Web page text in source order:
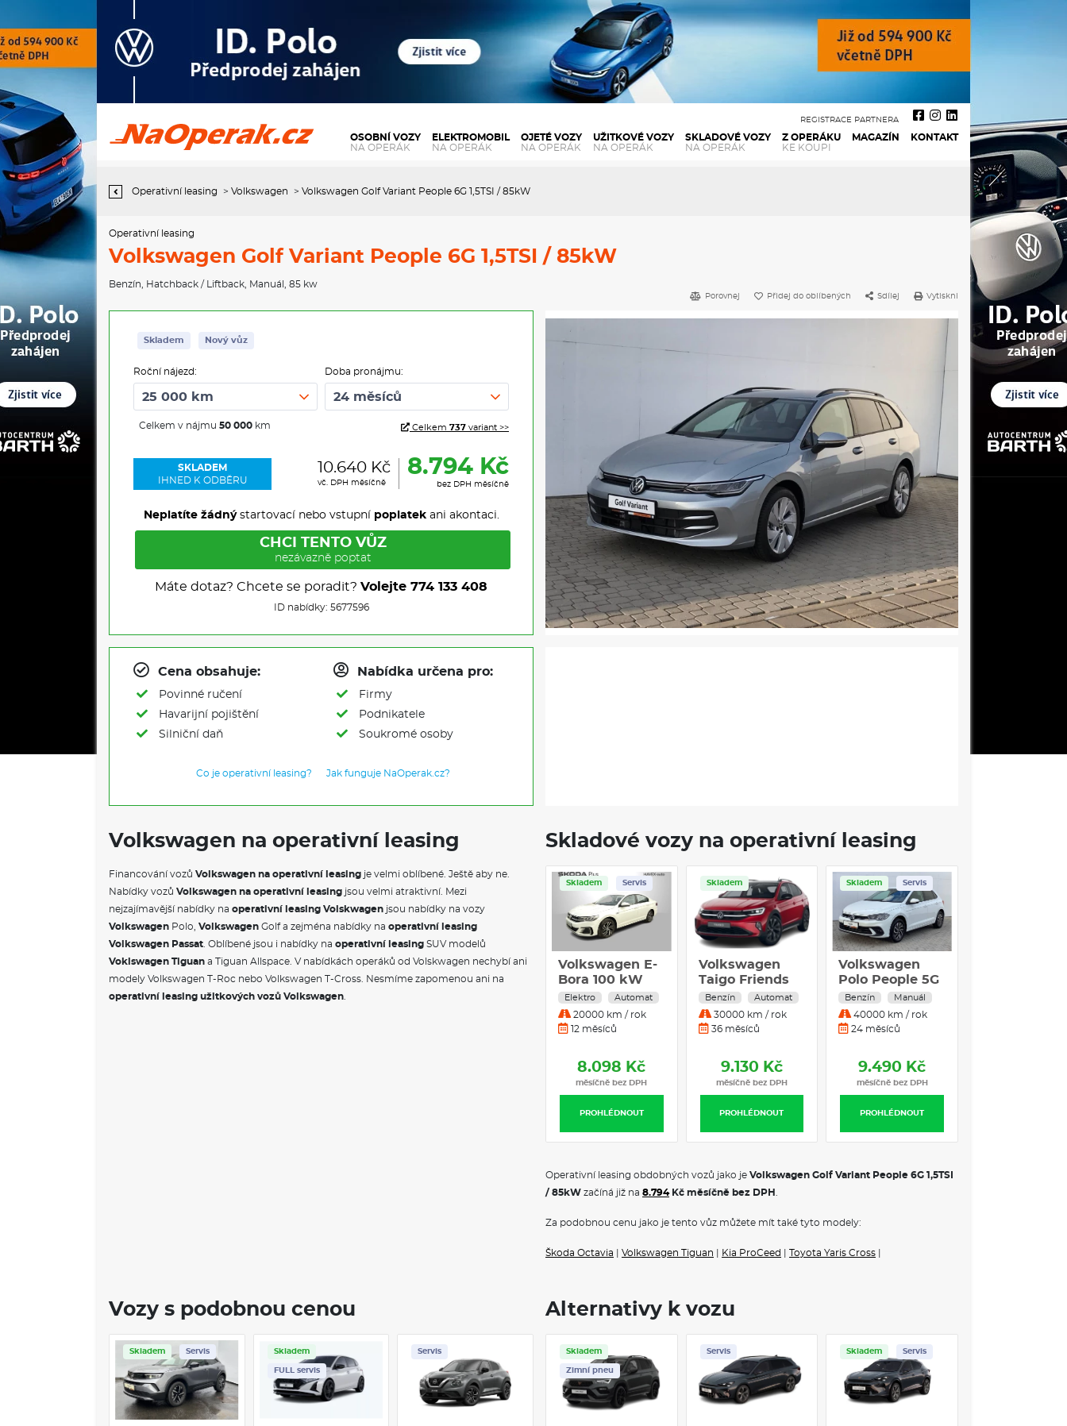
Operativní leasing Volkswagen Golf Variant People 6G 1,5TSI /
85kW
OSOBNÍ VOZY
NA OPERÁK
ELEKTROMOBIL
NA OPERÁK
OJETÉ VOZY
NA OPERÁK
UŽITKOVÉ VOZY
NA OPERÁK
SKLADOVÉ VOZY
NA OPERÁK
Z OPERÁKU
KE KOUPI
MAGAZÍN KONTAKT
REGISTRACE PARTNERA
Operativní leasing > Volkswagen > Volkswagen Golf Variant People 6G 1,5TSI / 85kW
Operativní leasing
Volkswagen Golf Variant People 6G 1,5TSI / 85kW
Benzín Hatchback / Liftback Manuál , 85 kw
Porovnej Přidej do oblíbených Sdílej Vytiskni
Skladem Nový vůz
Roční nájezd:
Celkem v nájmu 50 000 km
Doba pronájmu:
Celkem 737 variant >>
SKLADEM
IHNED K ODBĚRU
10.640 Kč
vč. DPH měsíčně
8.794 Kč
bez DPH měsíčně
Neplatíte žádnýstartovací nebo vstupní poplatekani akontaci.
CHCI TENTO VŮZ
nezávazně poptat
Máte dotaz? Chcete se poradit? Volejte 774 133 408
ID nabídky: 5677596
Cena obsahuje:
Povinné ručení
Havarijní pojištění
Silniční daň
Nabídka určena pro:
Firmy
Podnikatele
Soukromé osoby
Co je operativní leasing? Jak funguje NaOperak.cz?
Volkswagen na operativní leasing
Financování vozů Volkswagen na operativní leasing je velmi oblíbené. Ještě aby ne.
Nabídky vozů Volkswagen na operativní leasing jsou velmi atraktivní. Mezi
nejzajímavější nabídky na operativní leasing Volskwagen jsou nabídky na vozy
Volkswagen Polo, Volkswagen Golf a zejména nabídky na operativní leasing
Volkswagen Passat . Oblíbené jsou i nabídky na operativní leasing SUV modelů
Voklswagen Tiguan a Tiguan Allspace. V nabídkách operáků od Volskwagen nechybí ani
modely Volkswagen T-Roc nebo Volkswagen T-Cross. Nesmíme zapomenou ani na
operativní leasing užitkových vozů Volkswagen
Skladové vozy na operativní leasing
Skladem Servis
Volkswagen E-
Bora 100 kW
DSG
Elektro Automat
20000 km / rok
12 měsíců
PROHLÉDNOUT
8.098 Kč
měsíčně bez DPH
Skladem
Volkswagen
Taigo Friends
1,0 TSI
Benzín Automat
30000 km / rok
36 měsíců
PROHLÉDNOUT
9.130 Kč
měsíčně bez DPH
Skladem Servis
Volkswagen
Polo People 5G
1,0TSI / 70kW
Benzín Manuál
40000 km / rok
24 měsíců
PROHLÉDNOUT
9.490 Kč
měsíčně bez DPH
Operativní leasing obdobných vozů jako je Volkswagen Golf Variant People 6G 1,5TSI
/ 85kW začíná již na 8.794Kč měsíčně bez DPH
Za podobnou cenu jako je tento vůz můžete mít také tyto modely:
Škoda Octavia Volkswagen Tiguan Kia ProCeed Toyota Yaris Cross
Vozy s podobnou cenou
Skladem Servis Skladem
FULL servis
Servis Skladem
Alternativy k vozu
Skladem
Zimní pneu
Servis Skladem Servis